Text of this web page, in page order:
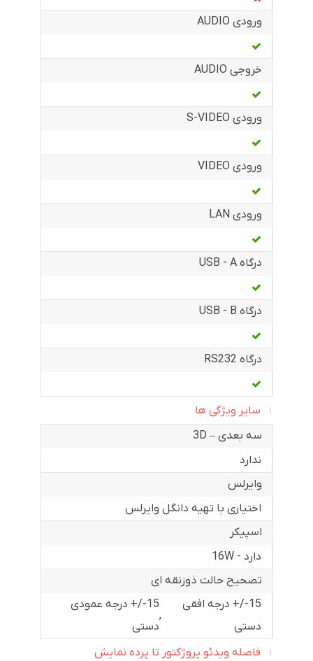
ورودی AUDIO
خروجی AUDIO
ورودی S-VIDEO
ورودی VIDEO
ورودی LAN
درگاه USB - A
درگاه USB - B
درگاه RS232
سایر ویژگی ها
سه بعدی – 3D
ندارد
وایرلس
اختیاری با تهیه دانگل وایرلس
اسپیکر
دارد - 16W
تصحیح حالت ذوزنقه ای
15-/+ درجه افقی
دستی
,
15-/+ درجه عمودی
دستی
فاصله ویدئو پروژکتور تا پرده نمایش